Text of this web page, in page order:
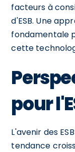
facteurs à
d'ESB. Une
fondamentale
cette
pour
L'avenir des
tendance